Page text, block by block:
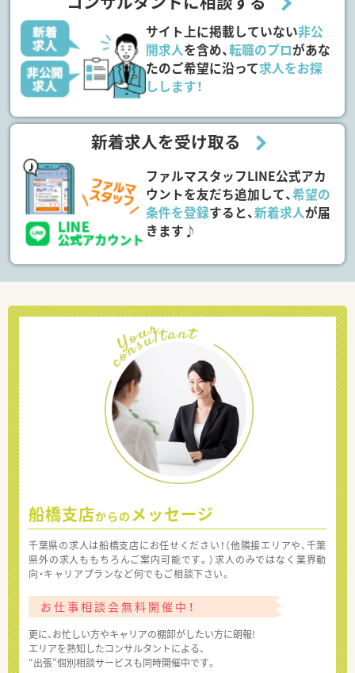
サイト上に掲載していない非公
開求人を含め、転職のプロがあな
たのご希望に沿って求人をお探
しします！
新着求人を受け取る
ファルマスタッフLINE公式アカ
ウントを友だち追加して、希望の
条件を登録すると、新着求人が届
きます♪
船橋支店からの メッセージ
千葉県の求人は船橋支店にお任せください！（他隣接エリアや、千葉
県外の求人ももちろんご案内可能です。）求人のみではなく業界動
向・キャリアプランなど何でもご相談下さい。
お仕事相談会無料開催中！
更に、お忙しい方やキャリアの棚卸がしたい方に朗報!
エリアを熟知したコンサルタントによる、
“出張”個別相談サービスも同時開催中です。